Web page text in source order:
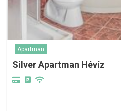
Apartman
Silver Apartman Hévíz